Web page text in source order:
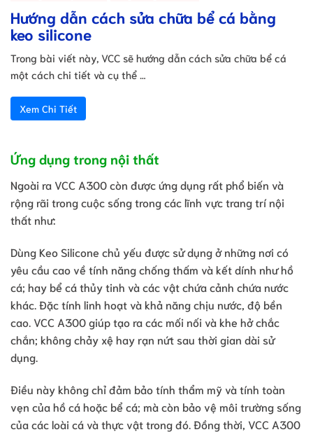
Hướng dẫn cách sửa chữa bể cá bằng
keo silicone
Trong bài viết này, VCC sẽ hướng dẫn cách sửa chữa bể cá
một cách chi tiết và cụ thể …
Xem Chi Tiết
Ứng dụng trong nội thất
Ngoài ra VCC A300 còn được ứng dụng rất phổ biến và
rộng rãi trong cuộc sống trong các lĩnh vực trang trí nội
thất như:
Dùng Keo Silicone chủ yếu được sử dụng ở những nơi có
yêu cầu cao về tính năng chống thấm và kết dính như hồ
cá; hay bể cá thủy tinh và các vật chứa cảnh chứa nước
khác. Đặc tính linh hoạt và khả năng chịu nước, độ bền
cao. VCC A300 giúp tạo ra các mối nối và khe hở chắc
chắn; không chảy xệ hay rạn nứt sau thời gian dài sử
dụng.
Điều này không chỉ đảm bảo tính thẩm mỹ và tính toàn
vẹn của hồ cá hoặc bể cá; mà còn bảo vệ môi trường sống
của các loài cá và thực vật trong đó. Đồng thời, VCC A300